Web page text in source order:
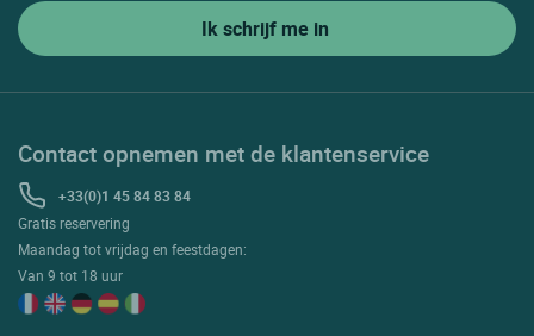
Contact opnemen met de klantenservice
+33(0)1 45 84 83 84
Gratis reservering
Maandag tot vrijdag en feestdagen:
Van 9 tot 18 uur